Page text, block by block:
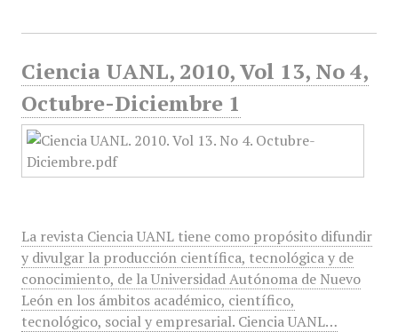
Ciencia UANL, 2010, Vol 13, No 4,
Octubre-Diciembre 1
La revista Ciencia UANL tiene como propósito difundir
y divulgar la producción científica, tecnológica y de
conocimiento, de la Universidad Autónoma de Nuevo
León en los ámbitos académico, científico,
tecnológico, social y empresarial. Ciencia UANL…